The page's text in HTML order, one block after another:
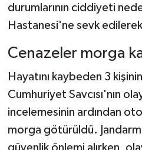
durumlarının ciddiyeti
Hastanesi'ne sevk edilerek
Cenazeler morga
Hayatını kaybeden 3
Cumhuriyet Savcısı'nın
incelemesinin ardından
morga götürüldü.
güvenlik önlemi alırken,